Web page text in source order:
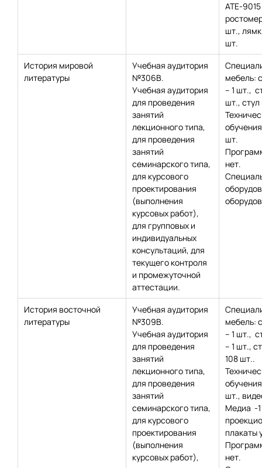
АТЕ-9015
шт.,
шт.
История мировой
литературы
Учебная аудитория
№306В.
Учебная аудитория
для проведения
занятий
лекционного типа,
для проведения
занятий
семинарского типа,
для курсового
проектирования
(выполнения
курсовых работ),
для групповых и
индивидуальных
консультаций, для
текущего контроля
и промежуточной
аттестации.
мебель:
– 1 шт.,
шт.,
шт.
нет.
История восточной
литературы
Учебная аудитория
№309В.
Учебная аудитория
для проведения
занятий
лекционного типа,
для проведения
занятий
семинарского типа,
для курсового
проектирования
(выполнения
курсовых работ),
мебель:
– 1 шт.,
– 1 шт.,
108 шт..
шт.,
Медиа -
плакаты
нет.